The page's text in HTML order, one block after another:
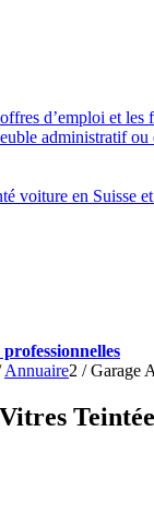
d’emploi et les
administratif
voiture en Suisse
Annuaire2 / Garage